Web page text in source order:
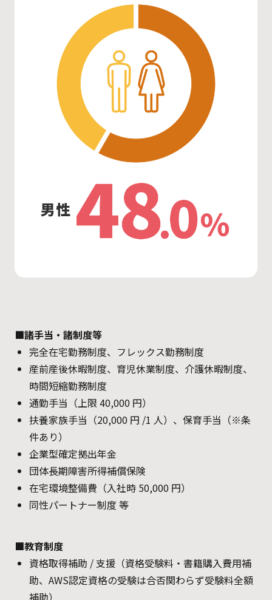
■諸手当・諸制度等
完全在宅勤務制度、フレックス勤務制度
産前産後休暇制度、育児休業制度、介護休暇制度、
時間短縮勤務制度
通勤手当（上限 40,000 円）
扶養家族手当（20,000 円 /1 人）、保育手当（※条
件あり）
企業型確定拠出年金
団体長期障害所得補償保険
在宅環境整備費（入社時 50,000 円）
同性パートナー制度 等
■教育制度
資格取得補助 / 支援（資格受験料・書籍購入費用補
助、AWS認定資格の受験は合否関わらず受験料全額
補助）